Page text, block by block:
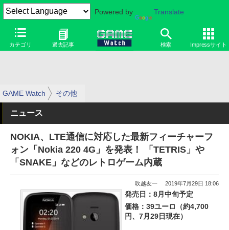
Powered by Translate
カテゴリ 過去記事 検索 Impressサイト
GAME Watch その他
ニュース
NOKIA、LTE通信に対応した最新フィーチャーフ
ォン「Nokia 220 4G」を発表！ 「TETRIS」や
「SNAKE」などのレトロゲーム内蔵
吹越友一 2019年7月29日 18:06
発売日：8月中旬予定
価格：39ユーロ（約4,700
円、7月29日現在）